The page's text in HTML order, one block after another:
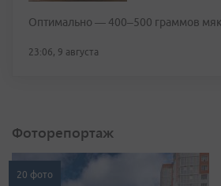
Оптимально — 400–500 граммов
23:06, 9 августа
Фоторепортаж
20 фото